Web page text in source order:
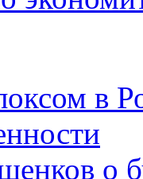
в
о